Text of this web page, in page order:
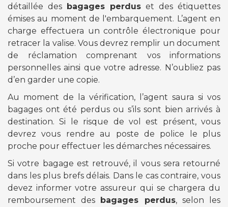
détaillée des
bagages perdus et des étiquettes
émises au moment de l'embarquement. L’agent en
charge effectuera un contrôle électronique pour
retracer la valise. Vous devrez remplir un document
de réclamation comprenant vos informations
personnelles ainsi que votre adresse. N’oubliez pas
d’en garder une copie.
Au moment de la vérification, l’agent saura si vos
bagages ont été perdus ou s’ils sont bien arrivés à
destination. Si le risque de vol est présent, vous
devrez vous rendre au poste de police le plus
proche pour effectuer les démarches nécessaires.
Si votre bagage est retrouvé, il vous sera retourné
dans les plus brefs délais. Dans le cas contraire, vous
devez informer votre assureur qui se chargera du
remboursement des
bagages perdus, selon les